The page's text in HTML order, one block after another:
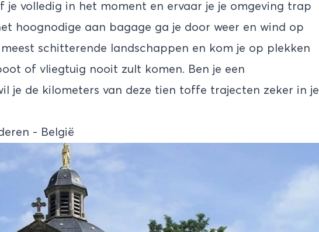
je volledig in het moment en ervaar je je omgeving trap
hoognodige aan bagage ga je door weer en wind op
schitterende landschappen en kom je op plekken
of vliegtuig nooit zult komen. Ben je een
je de kilometers van deze tien toffe trajecten zeker in je
- België